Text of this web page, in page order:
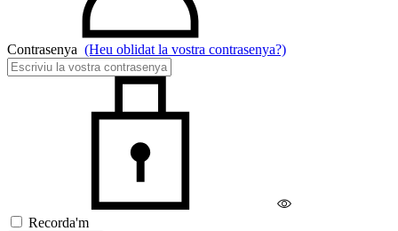
Contrasenya (Heu oblidat la vostra contrasenya?)
Recorda'm